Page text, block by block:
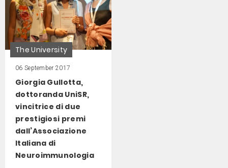
The University
06 September 2017
Giorgia Gullotta,
dottoranda UniSR,
vincitrice di due
prestigiosi premi
dall’Associazione
Italiana di
Neuroimmunologia